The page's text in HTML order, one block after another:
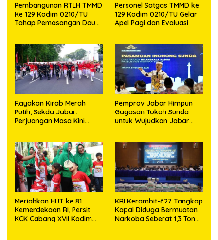
Pembangunan RTLH TMMD
Ke 129 Kodim 0210/TU
Tahap Pemasangan Daun
Personel Satgas TMMD ke
129 Kodim 0210/TU Gelar
Apel Pagi dan Evaluasi
Rayakan Kirab Merah
Putih, Sekda Jabar:
Perjuangan Masa Kini
Pemprov Jabar Himpun
Gagasan Tokoh Sunda
untuk Wujudkan Jabar
Meriahkan HUT ke 81
Kemerdekaan RI, Persit
KCK Cabang XVII Kodim
KRI Kerambit-627 Tangkap
Kapal Diduga Bermuatan
Narkoba Seberat 1,3 Ton